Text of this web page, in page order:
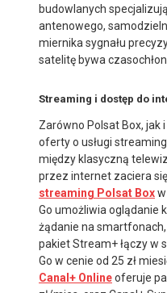
budowlanych
antenowego,
miernika sygnału
satelitę bywa
Streaming i dostęp do
Zarówno Polsat Box, jak
oferty o usługi
między klasyczną
przez internet zaciera
streaming Polsat Box
Go umożliwia oglądanie
żądanie na
pakiet Stream+ łączy w
Go w cenie od 25 zł
Canal+ Onlineoferuje